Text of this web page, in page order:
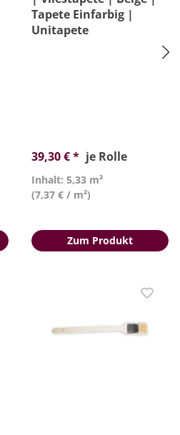
Tapete Einfarbig |
Unitapete
39,30 € * je Rolle
Inhalt: 5,33 m²
(7,37 € / m²)
Zum Produkt